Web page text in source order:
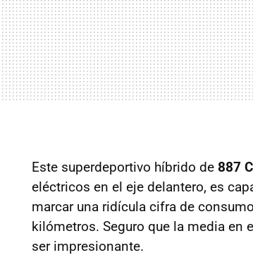
Este superdeportivo híbrido de 887
eléctricos en el eje delantero, es
marcar una ridícula cifra de
kilómetros. Seguro que la media en
ser impresionante.